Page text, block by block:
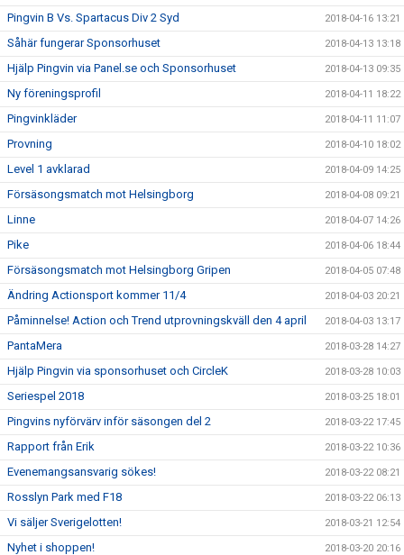
Pingvin B Vs. Spartacus Div 2 Syd 2018-04-16 13:21
Såhär fungerar Sponsorhuset 2018-04-13 13:18
Hjälp Pingvin via Panel.se och Sponsorhuset 2018-04-13 09:35
Ny föreningsprofil 2018-04-11 18:22
Pingvinkläder 2018-04-11 11:07
Provning 2018-04-10 18:02
Level 1 avklarad 2018-04-09 14:25
Försäsongsmatch mot Helsingborg 2018-04-08 09:21
Linne 2018-04-07 14:26
Pike 2018-04-06 18:44
Försäsongsmatch mot Helsingborg Gripen 2018-04-05 07:48
Ändring Actionsport kommer 11/4 2018-04-03 20:21
Påminnelse! Action och Trend utprovningskväll den 4 april 2018-04-03 13:17
PantaMera 2018-03-28 14:27
Hjälp Pingvin via sponsorhuset och CircleK 2018-03-28 10:03
Seriespel 2018 2018-03-25 18:01
Pingvins nyförvärv inför säsongen del 2 2018-03-22 17:45
Rapport från Erik 2018-03-22 10:36
Evenemangsansvarig sökes! 2018-03-22 08:21
Rosslyn Park med F18 2018-03-22 06:13
Vi säljer Sverigelotten! 2018-03-21 12:54
Nyhet i shoppen! 2018-03-20 20:16